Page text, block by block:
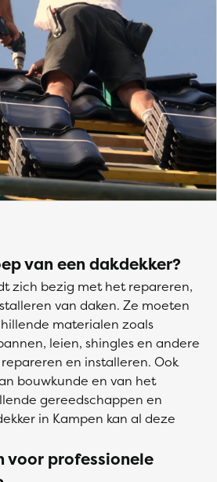
van een dakdekker?
zich bezig met het repareren,
van daken. Ze moeten
materialen zoals
leien, shingles en andere
en installeren. Ook
bouwkunde en van het
gereedschappen en
in Kampen kan al deze
voor professionele